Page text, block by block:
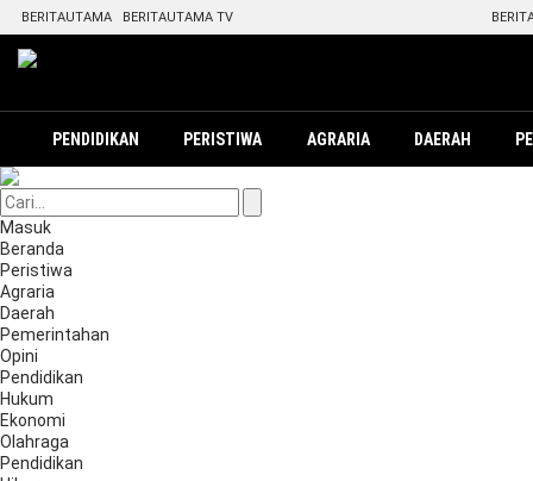
BERITAUTAMA BERITAUTAMA TV
PENDIDIKAN PERISTIWA AGRARIA DAERAH
Masuk
Beranda
Peristiwa
Agraria
Daerah
Pemerintahan
Opini
Pendidikan
Hukum
Ekonomi
Olahraga
Pendidikan